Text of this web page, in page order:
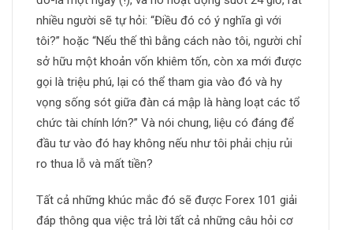
nhiều người sẽ tự hỏi: “Điều đó có ý nghĩa gì với
tôi?” hoặc “Nếu thế thì bằng cách nào tôi, người chỉ
sở hữu một khoản vốn khiêm tốn, còn xa mới được
gọi là triệu phú, lại có thể tham gia vào đó và hy
vọng sống sót giữa đàn cá mập là hàng loạt các tổ
chức tài chính lớn?” Và nói chung, liệu có đáng để
đầu tư vào đó hay không nếu như tôi phải chịu rủi
ro thua lỗ và mất tiền?
Tất cả những khúc mắc đó sẽ được Forex 101 giải
đáp thông qua việc trả lời tất cả những câu hỏi cơ